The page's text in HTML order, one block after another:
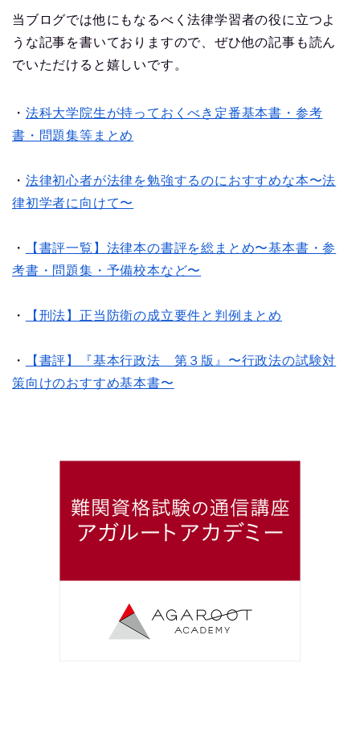
当ブログでは他にもなるべく法律学習者の役に立つよ
うな記事を書いておりますので、ぜひ他の記事も読ん
でいただけると嬉しいです。
・ 法科大学院生が持っておくべき定番基本書・参考
書・問題集等まとめ
・ 法律初心者が法律を勉強するのにおすすめな本〜法
律初学者に向けて〜
・
【書評一覧】法律本の書評を総まとめ〜基本書・参
考書・問題集・予備校本など〜
・ 【刑法】正当防衛の成立要件と判例まとめ
・
【書評】『基本行政法 第３版』〜行政法の試験対
策向けのおすすめ基本書〜